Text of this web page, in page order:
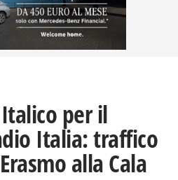
per il
Italia: traffico
alla Cala